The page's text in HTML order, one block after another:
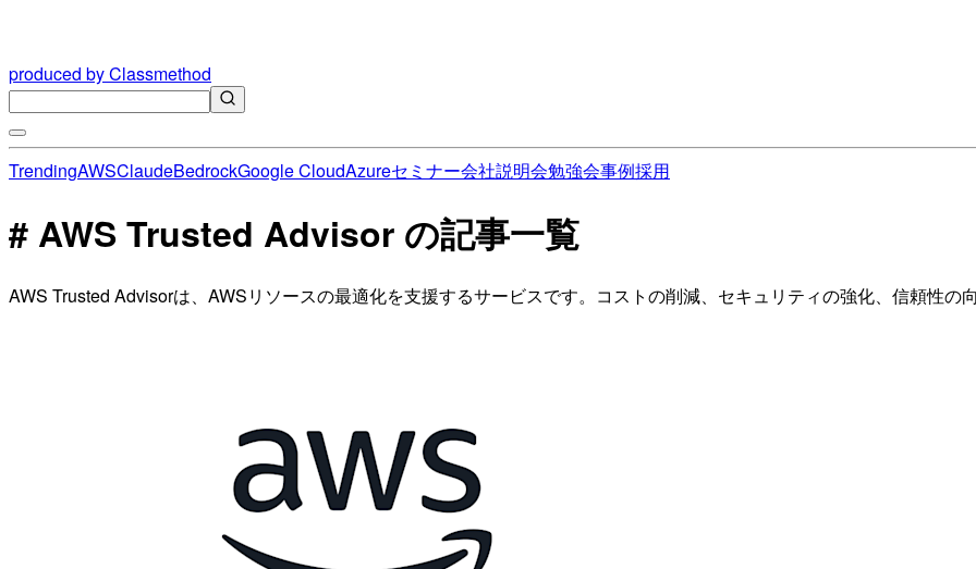
produced by Classmethod
TrendingAWSClaudeBedrockGoogle CloudAzureセミナー会社説明会勉強会事例採用
# AWS Trusted Advisor の記事一覧
AWS Trusted Advisorは、AWSリソースの最適化を支援するサービスです。コストの削減、セキュリティの強化、信頼性の